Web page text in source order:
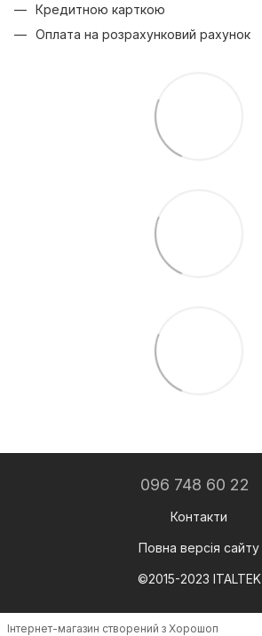
Кредитною карткою
Оплата на розрахунковий рахунок
096 748 60 22
Контакти
Повна версія сайту
©️2015-2023 ITALTEK
Інтернет-магазин створений з Хорошоп